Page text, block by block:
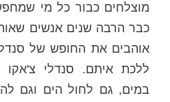
מוצלחים כבור כל מי
כבר הרבה שנים אנשים
אוהבים את החופש של
ללכת איתם. סנדלי צ'אקו
במים, גם לחול הים וגם